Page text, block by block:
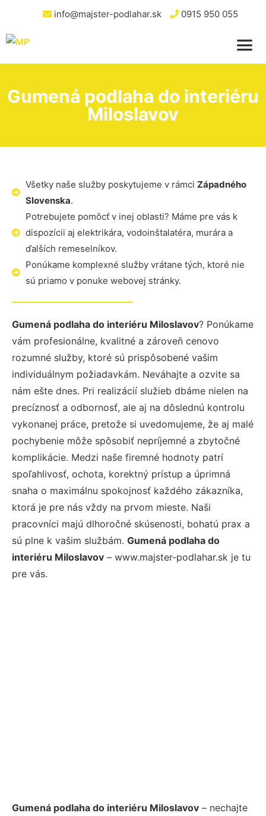
info@majster-podlahar.sk 0915 950 055
Gumená podlaha do interiéru
Miloslavov
Všetky naše služby poskytujeme v rámci Západného
Slovenska.
Potrebujete pomôcť v inej oblasti? Máme pre vás k
dispozícii aj elektrikára, vodoinštalatéra, murára a
ďalších remeselníkov.
Ponúkame komplexné služby vrátane tých, ktoré nie
sú priamo v ponuke webovej stránky.
Gumená podlaha do interiéru Miloslavov? Ponúkame
vám profesionálne, kvalitné a zároveň cenovo
rozumné služby, ktoré sú prispôsobené vašim
individuálnym požiadavkám. Neváhajte a ozvite sa
nám ešte dnes. Pri realizácií služieb dbáme nielen na
precíznosť a odbornosť, ale aj na dôslednú kontrolu
vykonanej práce, pretože si uvedomujeme, že aj malé
pochybenie môže spôsobiť nepríjemné a zbytočné
komplikácie. Medzi naše firemné hodnoty patrí
spoľahlivosť, ochota, korektný prístup a úprimná
snaha o maximálnu spokojnosť každého zákazníka,
ktorá je pre nás vždy na prvom mieste. Naši
pracovníci majú dlhoročné skúsenosti, bohatú prax a
sú plne k vašim službám. Gumená podlaha do
interiéru Miloslavov – www.majster-podlahar.sk je tu
pre vás.
Gumená podlaha do interiéru Miloslavov – nechajte